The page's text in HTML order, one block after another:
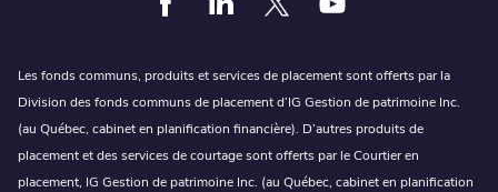
FacebookLinkedinTwitterYoutube
Les fonds communs, produits et services de placement sont offerts par la
Division des fonds communs de placement d’IG Gestion de patrimoine Inc.
(au Québec, cabinet en planification financière). D’autres produits de
placement et des services de courtage sont offerts par le Courtier en
placement, IG Gestion de patrimoine Inc. (au Québec, cabinet en planification